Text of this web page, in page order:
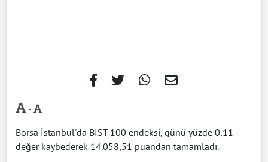
-
Borsa İstanbul'da BIST 100 endeksi, günü yüzde 0,11
değer kaybederek 14.058,51 puandan tamamladı.